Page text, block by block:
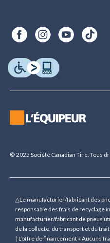
© 2025 Société Canadian Tire. Tous
△Le manufacturier/fabricant des
responsable des frais de recyclage
manufacturier/fabricant de pneus
de la collecte, du transport et du
†L’offre de financement « Aucuns